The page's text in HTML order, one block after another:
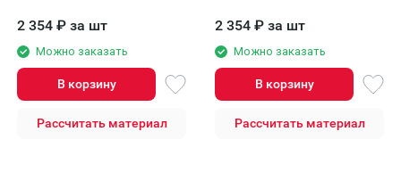
2 354 ₽ за шт
Можно заказать
В корзину
Рассчитать материал
2 354 ₽ за шт
Можно заказать
В корзину
Рассчитать материал